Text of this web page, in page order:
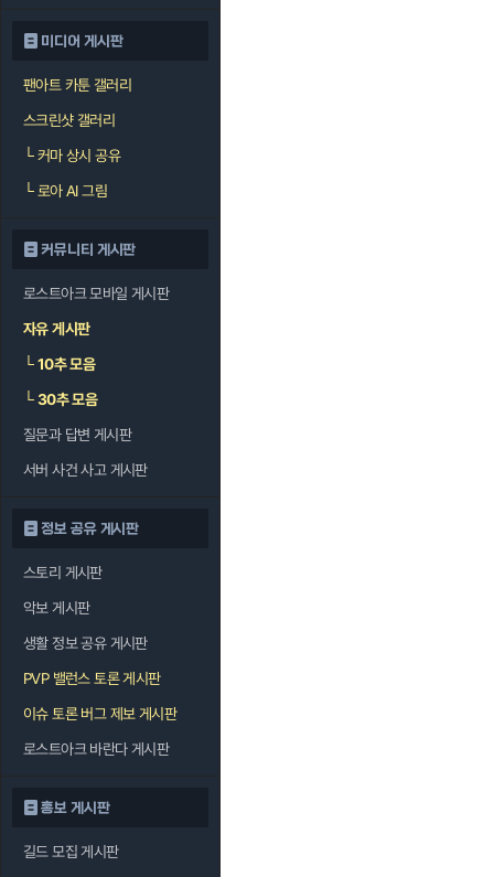
미디어 게시판
팬아트 카툰 갤러리
스크린샷 갤러리
└커마 상시 공유
└로아 AI 그림
커뮤니티 게시판
로스트아크 모바일 게시판
자유 게시판
└10추 모음
└30추 모음
질문과 답변 게시판
서버 사건 사고 게시판
정보 공유 게시판
스토리 게시판
악보 게시판
생활 정보 공유 게시판
PVP 밸런스 토론 게시판
이슈 토론 버그 제보 게시판
로스트아크 바란다 게시판
홍보 게시판
길드 모집 게시판